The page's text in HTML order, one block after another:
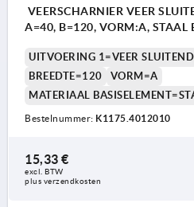
VEERSCHARNIER VEER
A=40, B=120, VORM:A, STAAL
UITVOERING 1=VEER SLUITEND
BREEDTE=120
VORM=A
MATERIAAL
Bestelnummer: K1175.4012010
15,33 €
excl. BTW
plus verzendkosten